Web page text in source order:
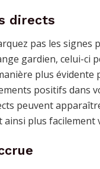
directs
pas les signes
gardien, celui-ci
plus évidente
positifs dans
peuvent
ainsi plus facilement